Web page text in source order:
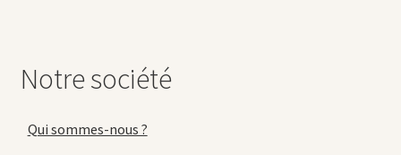
Notre société
Qui sommes-nous ?